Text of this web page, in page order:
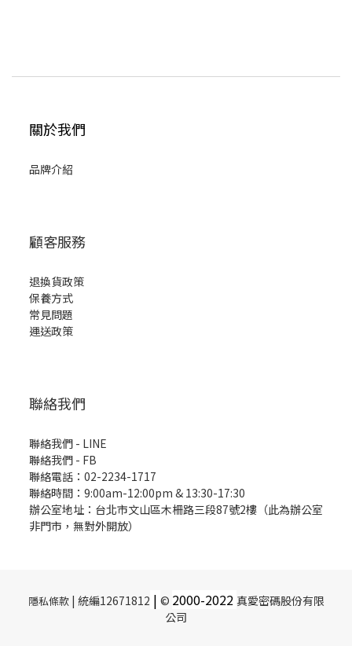
關於我們
品牌介紹
顧客服務
退換貨政策
保養方式
常見問題
運送政策
聯絡我們
聯絡我們 - LINE
聯絡我們 - FB
聯絡電話：02-2234-1717
聯絡時間：9:00am-12:00pm & 13:30-17:30
辦公室地址：台北市文山區木柵路三段87號2樓（此為辦公室
非門市，無對外開放）
隱私條款| 統編12671812 | © 2000-2022 真愛密碼股份有限
公司